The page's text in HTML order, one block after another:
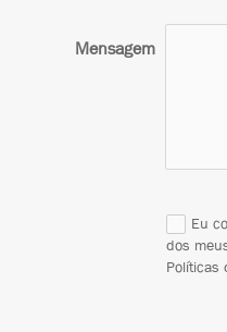
Mensagem
Eu
dos
Políticas